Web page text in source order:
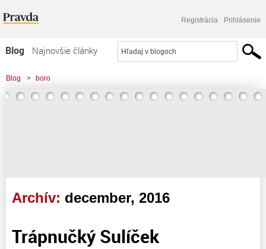
Registrácia Prihlásenie
Blog
Najnovšie články
Najčítanejšie články
Najkomentovanejšie články
Blog > boro
Archív: december, 2016
Trápnučký Sulíček